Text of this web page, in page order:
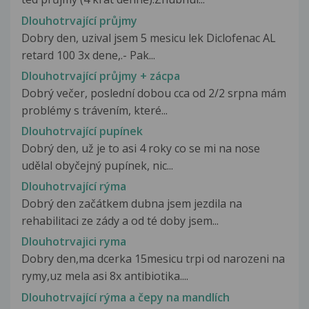
Dlouhotrvající průjmy
Dobry den, uzival jsem 5 mesicu lek Diclofenac AL
retard 100 3x dene,.- Pak...
Dlouhotrvající průjmy + zácpa
Dobrý večer, poslední dobou cca od 2/2 srpna mám
problémy s trávením, které...
Dlouhotrvající pupínek
Dobrý den, už je to asi 4 roky co se mi na nose
udělal obyčejný pupínek, nic...
Dlouhotrvající rýma
Dobrý den začátkem dubna jsem jezdila na
rehabilitaci ze zády a od té doby jsem...
Dlouhotrvajici ryma
Dobry den,ma dcerka 15mesicu trpi od narozeni na
rymy,uz mela asi 8x antibiotika....
Dlouhotrvající rýma a čepy na mandlích